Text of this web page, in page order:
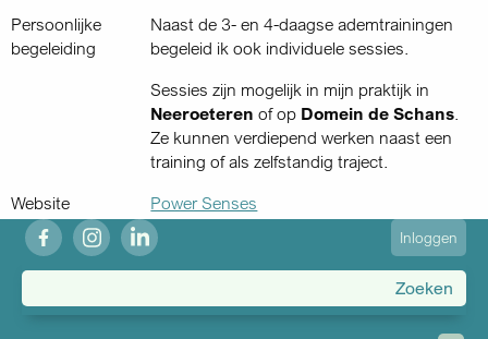
Persoonlijke
begeleiding
Naast de 3- en 4-daagse ademtrainingen
begeleid ik ook individuele sessies.
Sessies zijn mogelijk in mijn praktijk in
Neeroeteren of op Domein de Schans.
Ze kunnen verdiepend werken naast een
training of als zelfstandig traject.
Website
Power Senses
fb
ig in
User
account
menu
Inloggen